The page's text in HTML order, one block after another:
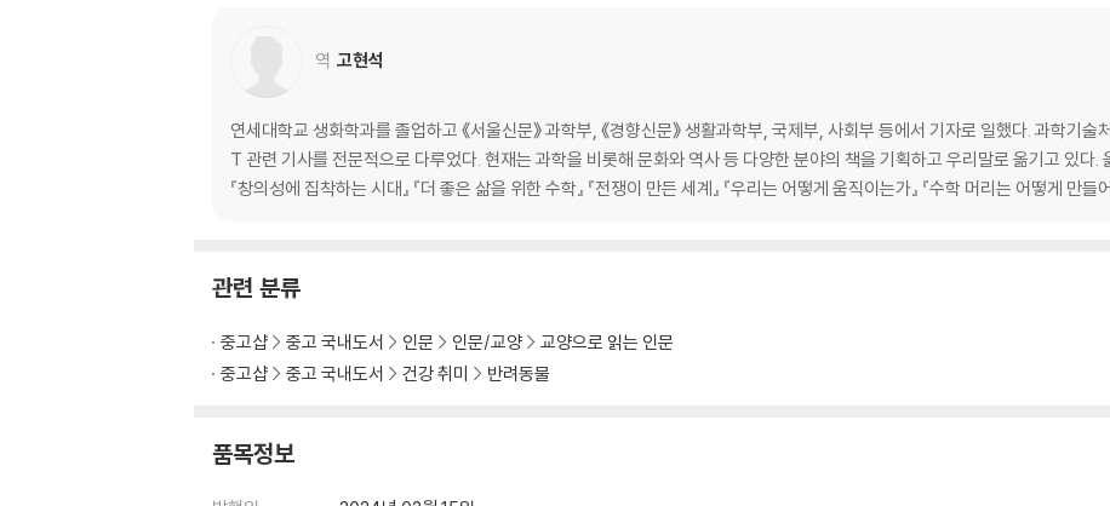
눈을 통해 배워요 | 고양이와 까꿍 놀이 | 절대 고양이를 똑바로 쳐다봐선 안 돼 | 집사의 도움이 필요한 순간 | 무엇을 보고 있는 걸
눈을 깜빡이면
7 고양이의 성격을 파헤치다
라 달라지는 성격
8 함께라서 더 즐거운
낯선 고양이와 친해지는 법 | 우리가 고양이를 키우는 이유 | 반려동물이 주는 행복을 수치화한다면 | 집사와 고양이의 관계 유형 테
역 고현석
연세대학교 생화학과를 졸업하고 《서울신문》 과학부, 《경향신문》 생활과학부, 국제부, 사회부 등에서 기자로 일했다. 과학기
T 관련 기사를 전문적으로 다루었다. 현재는 과학을 비롯해 문화와 역사 등 다양한 분야의 책을 기획하고 우리말로 옮기고 있다.
『창의성에 집착하는 시대』 『더 좋은 삶을 위한 수학』 『전쟁이 만든 세계』 『우리는 어떻게 움직이는가』 『수학 머리는 어떻게 만들
관련 분류
중고샵 중고 국내도서 인문 인문/교양
교양으로 읽는 인문
중고샵
중고 국내도서 건강 취미 반려동물
품목정보